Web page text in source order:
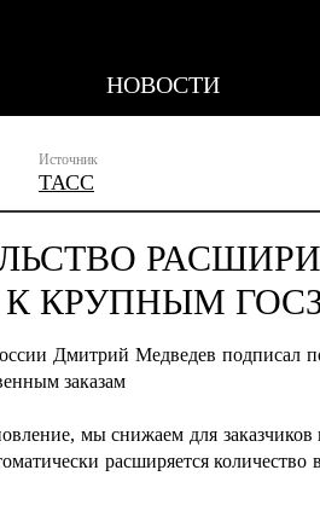
НОВОСТИ
Источник
ТАСС
К КРУПНЫМ
Дмитрий Медведев подписал
заказам
мы снижаем для
расширяется